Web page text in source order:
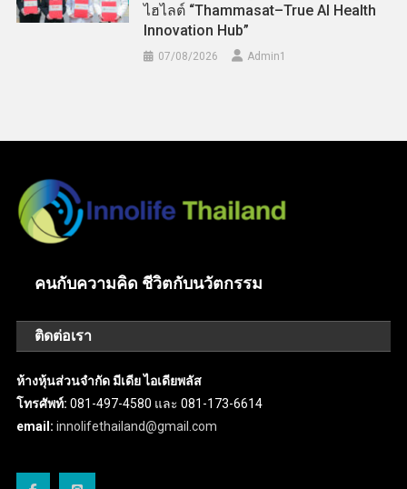
ไฮไลต์ “Thammasat–True AI Health
Innovation Hub”
07/08/2026 Admin​1
คนกับความคิด ชีวิตกับนวัตกรรม
ติดต่อเรา
ห้างหุ้นส่วนจำกัด มีเดีย ไอเดียพลัส
โทรศัพท์: 081-497-4580 และ 081-173-6614
email: innolifethailand@gmail.com